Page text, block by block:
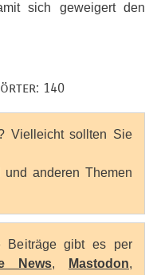
sich geweigert den
140
Vielleicht sollten Sie
anderen Themen
Beiträge gibt es per
News, Mastodon,